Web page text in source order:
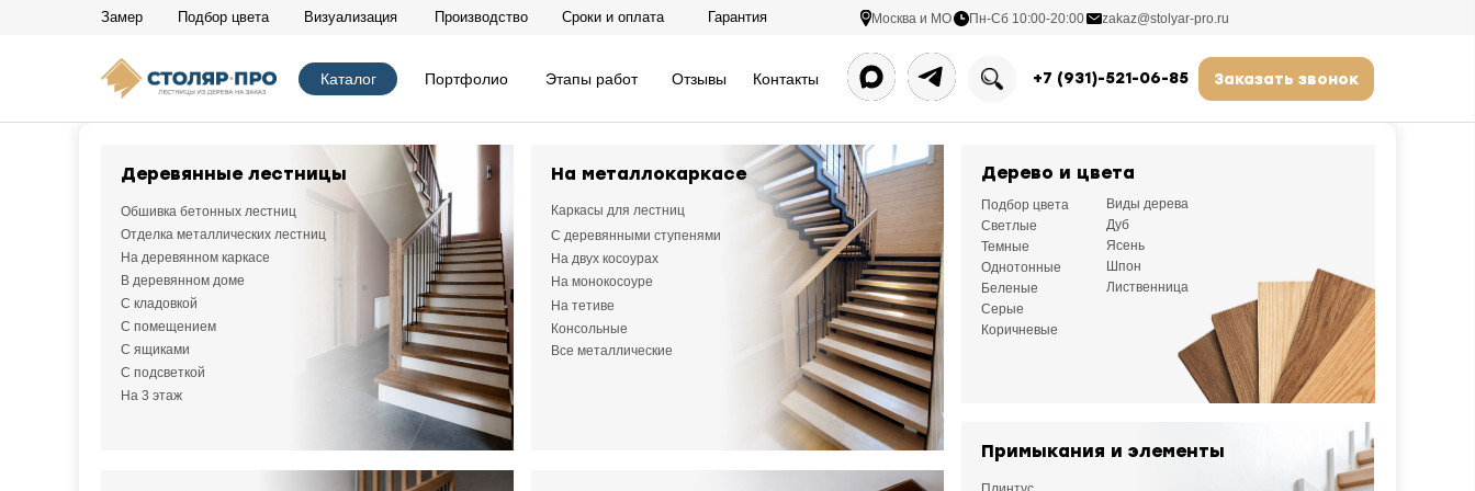
Производство Сроки и оплата Москва и МО Пн-Сб 10:00-20:00 zakaz@stolyar-pro.ru
Визуализация
Замер Подбор цвета Гарантия
х закрыть
Каталог +7 (931)-521-06-85
Контакты
Отзывы
Этапы работ
Портфолио Заказать звонок
Каталог
Портфолио
Сроки и
Гарантия
Отзывы
Контакты
Примыкания и элементы
Виды дерева
Дуб
Ясень
Шпон
Лиственница
Подбор цвета
Светлые
Темные
Однотонные
Беленые
Серые
Коричневые
Дерево и цвета
Все металлические
Консольные
На тетиве
На монокосоуре
На двух косоурах
С деревянными ступенями
Каркасы для лестниц
На металлокаркасе
Обшивка бетонных лестниц
Отделка металлических лестниц
На деревянном каркасе
В деревянном доме
С кладовкой
С помещением
С ящиками
С подсветкой
На 3 этаж
Деревянные лестницы
Главная / Каталог / На двух косоурах / СП 893
Металлокаркас на двух косоурах забежной П-образной
лестницы в д. Слободищево, Дмитров, СП
893
Металлический каркас лестницы на двух косоурах с забежными ступенями. Из профтрубы 100х50х4мм.
Поставили временные ступени, стойки убрали в штробы в стенах